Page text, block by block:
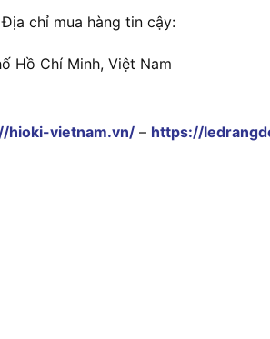
Địa chỉ mua hàng tin cậy:
Hồ Chí Minh, Việt Nam
hioki-vietnam.vn/ – https://